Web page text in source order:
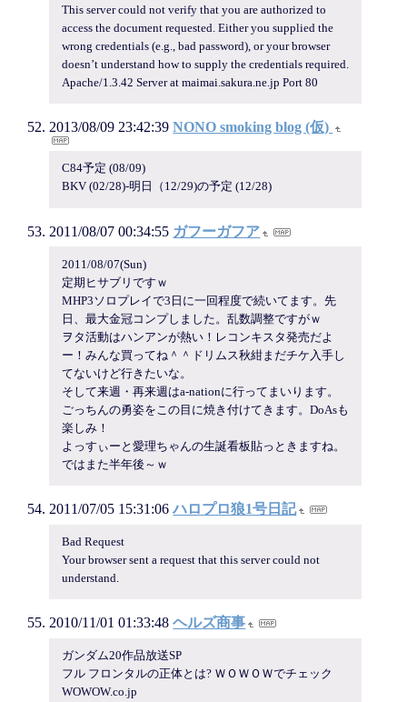
This server could not verify that you are authorized to
access the document requested. Either you supplied the
wrong credentials (e.g., bad password), or your browser
doesn’t understand how to supply the credentials required.
Apache/1.3.42 Server at maimai.sakura.ne.jp Port 80
2013/08/09 23:42:39 NONO smoking blog (仮)
C84予定 (08/09)
BKV (02/28)-明日（12/29)の予定 (12/28)
2011/08/07 00:34:55 ガフーガフア
2011/08/07(Sun)
定期ヒサブリですｗ
MHP3ソロプレイで3日に一回程度で続いてます。先
日、最大金冠コンプしました。乱数調整ですがｗ
ヲタ活動はハンアンが熱い！レコンキスタ発売だよ
ー！みんな買ってね＾＾ドリムス秋紺まだチケ入手し
てないけど行きたいな。
そして来週・再来週はa-nationに行ってまいります。
ごっちんの勇姿をこの目に焼き付けてきます。DoAsも
楽しみ！
よっすぃーと愛理ちゃんの生誕看板貼っときますね。
ではまた半年後～ｗ
2011/07/05 15:31:06 ハロプロ狼1号日記
Bad Request
Your browser sent a request that this server could not
understand.
2010/11/01 01:33:48 ヘルズ商事
ガンダム20作品放送SP
フル フロンタルの正体とは? ＷＯＷＯＷでチェック
WOWOW.co.jp